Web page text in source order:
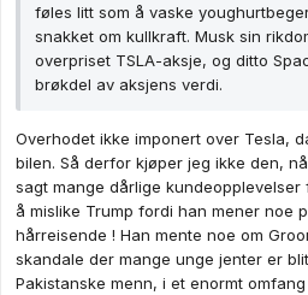
føles litt som å vaske
snakket om kullkraft. Musk sin
overpriset TSLA-aksje, og ditto
brøkdel av aksjens verdi.
Overhodet ikke imponert over Tesla,
bilen. Så derfor kjøper jeg ikke den,
sagt mange dårlige kundeopplevelser
å mislike Trump fordi han mener noe
hårreisende ! Han mente noe om
skandale der mange unge jenter er
Pakistanske menn, i et enormt